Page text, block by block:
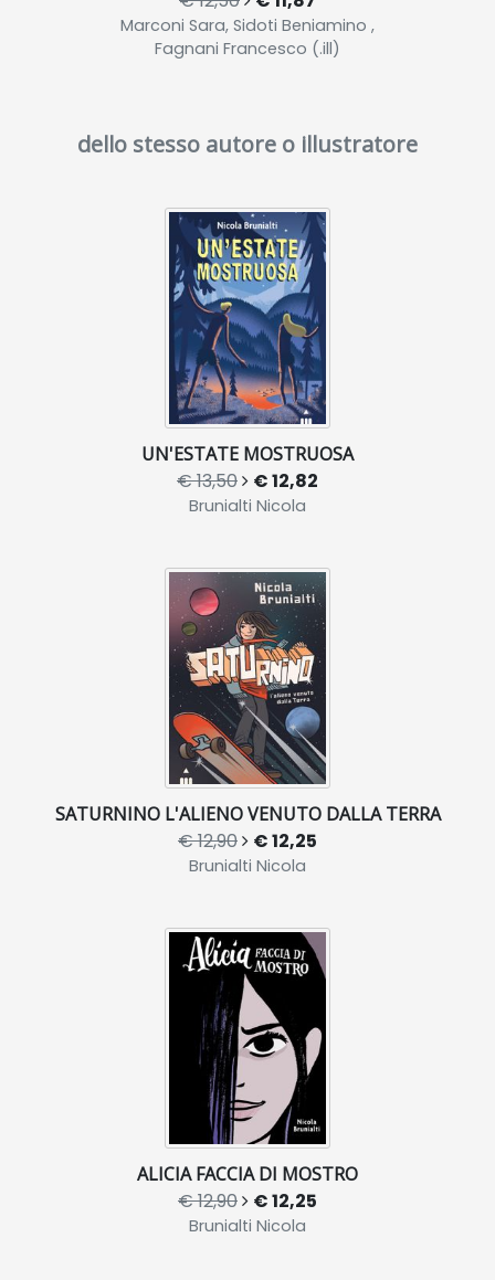
Marconi Sara, Sidoti Beniamino ,
Fagnani Francesco (.ill)
dello stesso autore o illustratore
UN'ESTATE MOSTRUOSA
€ 13,50 € 12,82
Brunialti Nicola
SATURNINO L'ALIENO VENUTO DALLA TERRA
€ 12,90 € 12,25
Brunialti Nicola
ALICIA FACCIA DI MOSTRO
€ 12,90 € 12,25
Brunialti Nicola